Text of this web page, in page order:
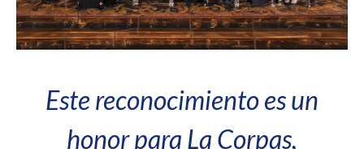
Este reconocimiento es un
honor para La Corpas,